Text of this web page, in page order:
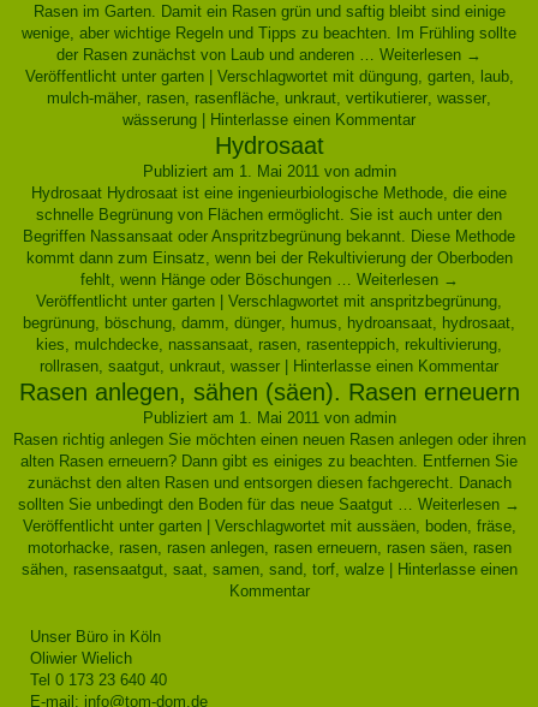
Rasen im Garten. Damit ein Rasen grün und saftig bleibt sind einige
wenige, aber wichtige Regeln und Tipps zu beachten. Im Frühling sollte
der Rasen zunächst von Laub und anderen … Weiterlesen →
Veröffentlicht unter garten Verschlagwortet mit düngung, garten, laub,
mulch-mäher, rasen, rasenfläche, unkraut, vertikutierer, wasser,
wässerung
Hinterlasse einen Kommentar
Hydrosaat
Publiziert am 1. Mai 2011 von admin
Hydrosaat Hydrosaat ist eine ingenieurbiologische Methode, die eine
schnelle Begrünung von Flächen ermöglicht. Sie ist auch unter den
Begriffen Nassansaat oder Anspritzbegrünung bekannt. Diese Methode
kommt dann zum Einsatz, wenn bei der Rekultivierung der Oberboden
fehlt, wenn Hänge oder Böschungen … Weiterlesen →
Veröffentlicht unter garten Verschlagwortet mit anspritzbegrünung,
begrünung, böschung, damm, dünger, humus, hydroansaat, hydrosaat,
kies, mulchdecke, nassansaat, rasen, rasenteppich, rekultivierung,
rollrasen, saatgut, unkraut, wasser Hinterlasse einen Kommentar
Rasen anlegen, sähen (säen). Rasen erneuern
Publiziert am 1. Mai 2011 von admin
Rasen richtig anlegen Sie möchten einen neuen Rasen anlegen oder ihren
alten Rasen erneuern? Dann gibt es einiges zu beachten. Entfernen Sie
zunächst den alten Rasen und entsorgen diesen fachgerecht. Danach
sollten Sie unbedingt den Boden für das neue Saatgut … Weiterlesen →
Veröffentlicht unter garten Verschlagwortet mit aussäen, boden, fräse,
motorhacke, rasen, rasen anlegen, rasen erneuern, rasen säen, rasen
sähen, rasensaatgut, saat, samen, sand, torf, walze
Hinterlasse einen
Kommentar
Unser Büro in Köln
Oliwier Wielich
Tel 0 173 23 640 40
E-mail: info@tom-dom.de